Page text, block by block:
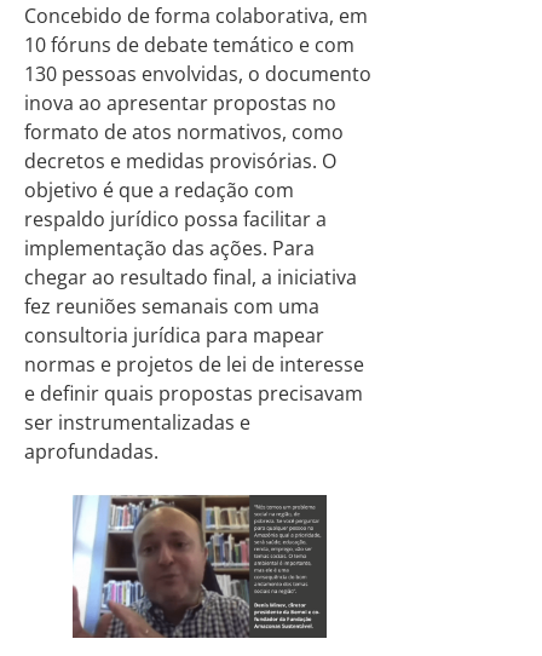
Concebido de forma colaborativa, em
10 fóruns de debate temático e com
130 pessoas envolvidas, o documento
inova ao apresentar propostas no
formato de atos normativos, como
decretos e medidas provisórias. O
objetivo é que a redação com
respaldo jurídico possa facilitar a
implementação das ações. Para
chegar ao resultado final, a iniciativa
fez reuniões semanais com uma
consultoria jurídica para mapear
normas e projetos de lei de interesse
e definir quais propostas precisavam
ser instrumentalizadas e
aprofundadas.